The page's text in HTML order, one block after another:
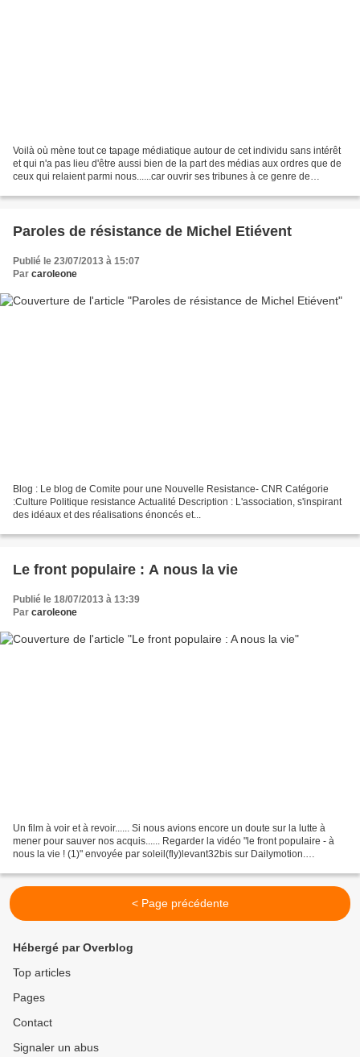
Voilà où mène tout ce tapage médiatique autour de cet individu sans intérêt
et qui n'a pas lieu d'être aussi bien de la part des médias aux ordres que de
ceux qui relaient parmi nous......car ouvrir ses tribunes à ce genre de
Paroles de résistance de Michel Etiévent
Publié le 23/07/2013 à 15:07
Par caroleone
Blog : Le blog de Comite pour une Nouvelle Resistance- CNR Catégorie
:Culture Politique resistance Actualité Description : L'association, s'inspirant
des idéaux et des réalisations énoncés et...
Le front populaire : A nous la vie
Publié le 18/07/2013 à 13:39
Par caroleone
Un film à voir et à revoir...... Si nous avions encore un doute sur la lutte à
mener pour sauver nos acquis...... Regarder la vidéo "le front populaire - à
nous la vie ! (1)" envoyée par soleil(fly)levant32bis sur Dailymotion.
< Page précédente
Hébergé par Overblog
Top articles
Pages
Contact
Signaler un abus